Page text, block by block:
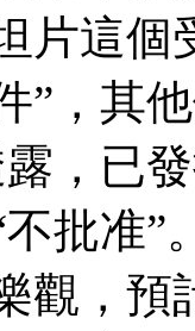
片這個
”，其
，已
批准”
觀，預